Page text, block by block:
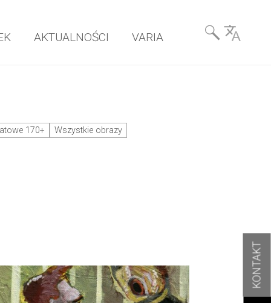
KONTAKT
AKTUALNOŚCI VARIA
Wyszukiwarka
& Language
170+ Wszystkie obrazy